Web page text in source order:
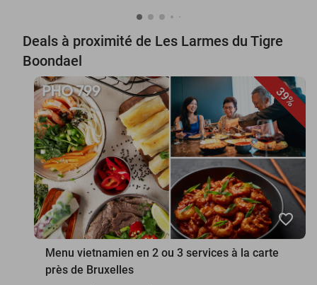
Deals à proximité de Les Larmes du Tigre
Boondael
39%
favorite_border
Menu vietnamien en 2 ou 3 services à la carte
près de Bruxelles